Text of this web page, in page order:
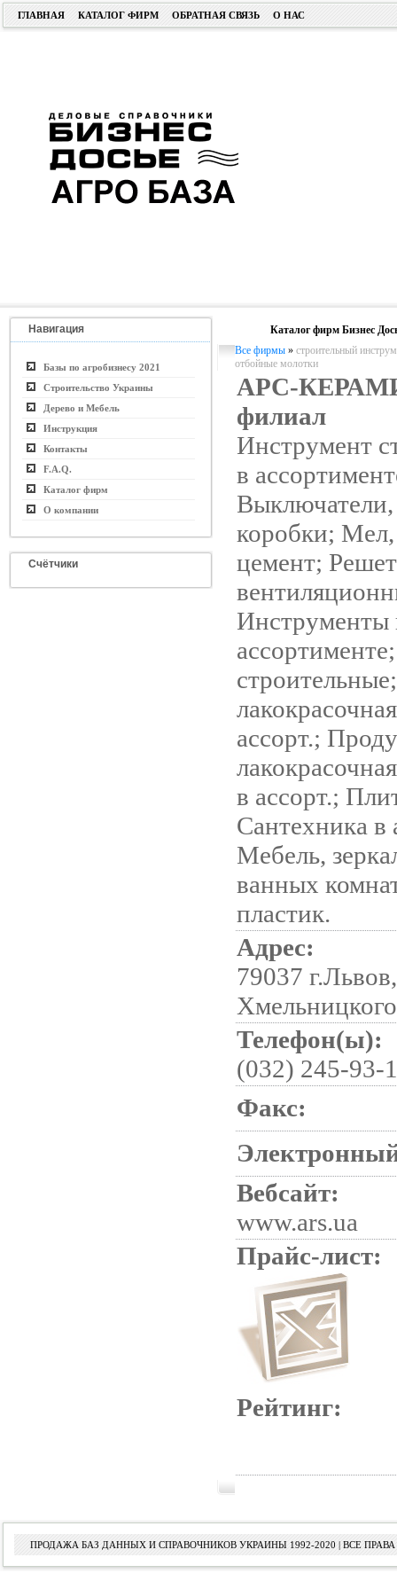
ГЛАВНАЯ КАТАЛОГ ФИРМ ОБРАТНАЯ СВЯЗЬ О НАС
Навигация
Базы по агробизнесу 2021
Строительство Украины
Дерево и Мебель
Инструкция
Контакты
F.A.Q.
Каталог фирм
О компании
Счётчики
Каталог фирм Бизнес
Все фирмы » строительный
отбойные молотки
АРС-
филиал
Инструмент
в
коробки; Мел,
цемент;
Инструменты
ассорт.;
в ассорт.;
Сантехника в
Мебель,
ванных
пластик.
Адрес:
79037
Телефон(ы):
(032) 245-93-
Факс:
Вебсайт:
www.ars.ua
Прайс-лист:
Рейтинг:
ПРОДАЖА БАЗ ДАННЫХ И СПРАВОЧНИКОВ УКРАИНЫ 1992-2020 | ВСЕ